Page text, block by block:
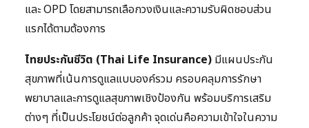
และ OPD โดยสามารถเลือกวงเงินและความรับผิดชอบส่วน
แรกได้ตามต้องการ
ไทยประกันชีวิต (Thai Life Insurance) มีแผนประกัน
สุขภาพที่เน้นการดูแลแบบองค์รวม ครอบคลุมการรักษา
พยาบาลและการดูแลสุขภาพเชิงป้องกัน พร้อมบริการเสริม
ต่างๆ ที่เป็นประโยชน์ต่อลูกค้า จุดเด่นคือความเข้าใจในความ